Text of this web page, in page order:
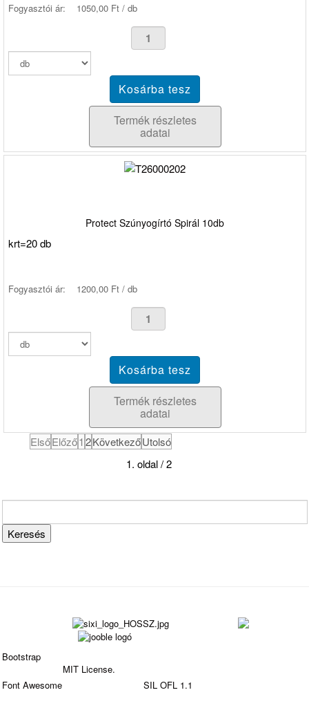
Fogyasztói ár: 1050,00 Ft / db
Termék részletes
adatai
Protect Szúnyogírtó Spirál 10db
krt=20 db
Fogyasztói ár: 1200,00 Ft / db
Termék részletes
adatai
ElsőElőző12KövetkezőUtolsó
1. oldal / 2
Bootstrap
MIT License.
Font Awesome
SIL OFL 1.1